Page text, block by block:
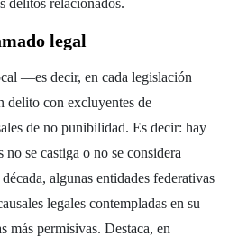
legal
—es decir, en cada legislación
delito con excluyentes de
de no punibilidad. Es decir: hay
se castiga o no se considera
algunas entidades federativas
legales contempladas en su
más permisivas. Destaca, en